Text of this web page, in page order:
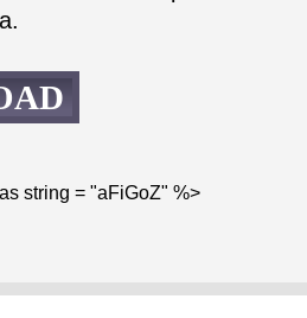
string = "aFiGoZ" %>